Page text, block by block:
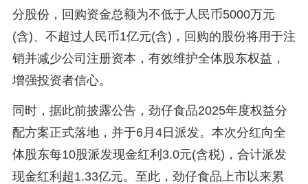
分股份，回购资金总额为不低于人民币5000万元
(含)、不超过人民币1亿元(含)，回购的股份将用于注
销并减少公司注册资本，有效维护全体股东权益，
增强投资者信心。
同时，据此前披露公告，劲仔食品2025年度权益分
配方案正式落地，并于6月4日派发。本次分红向全
体股东每10股派发现金红利3.0元(含税)，合计派发
现金红利超1.33亿元。至此，劲仔食品上市以来累